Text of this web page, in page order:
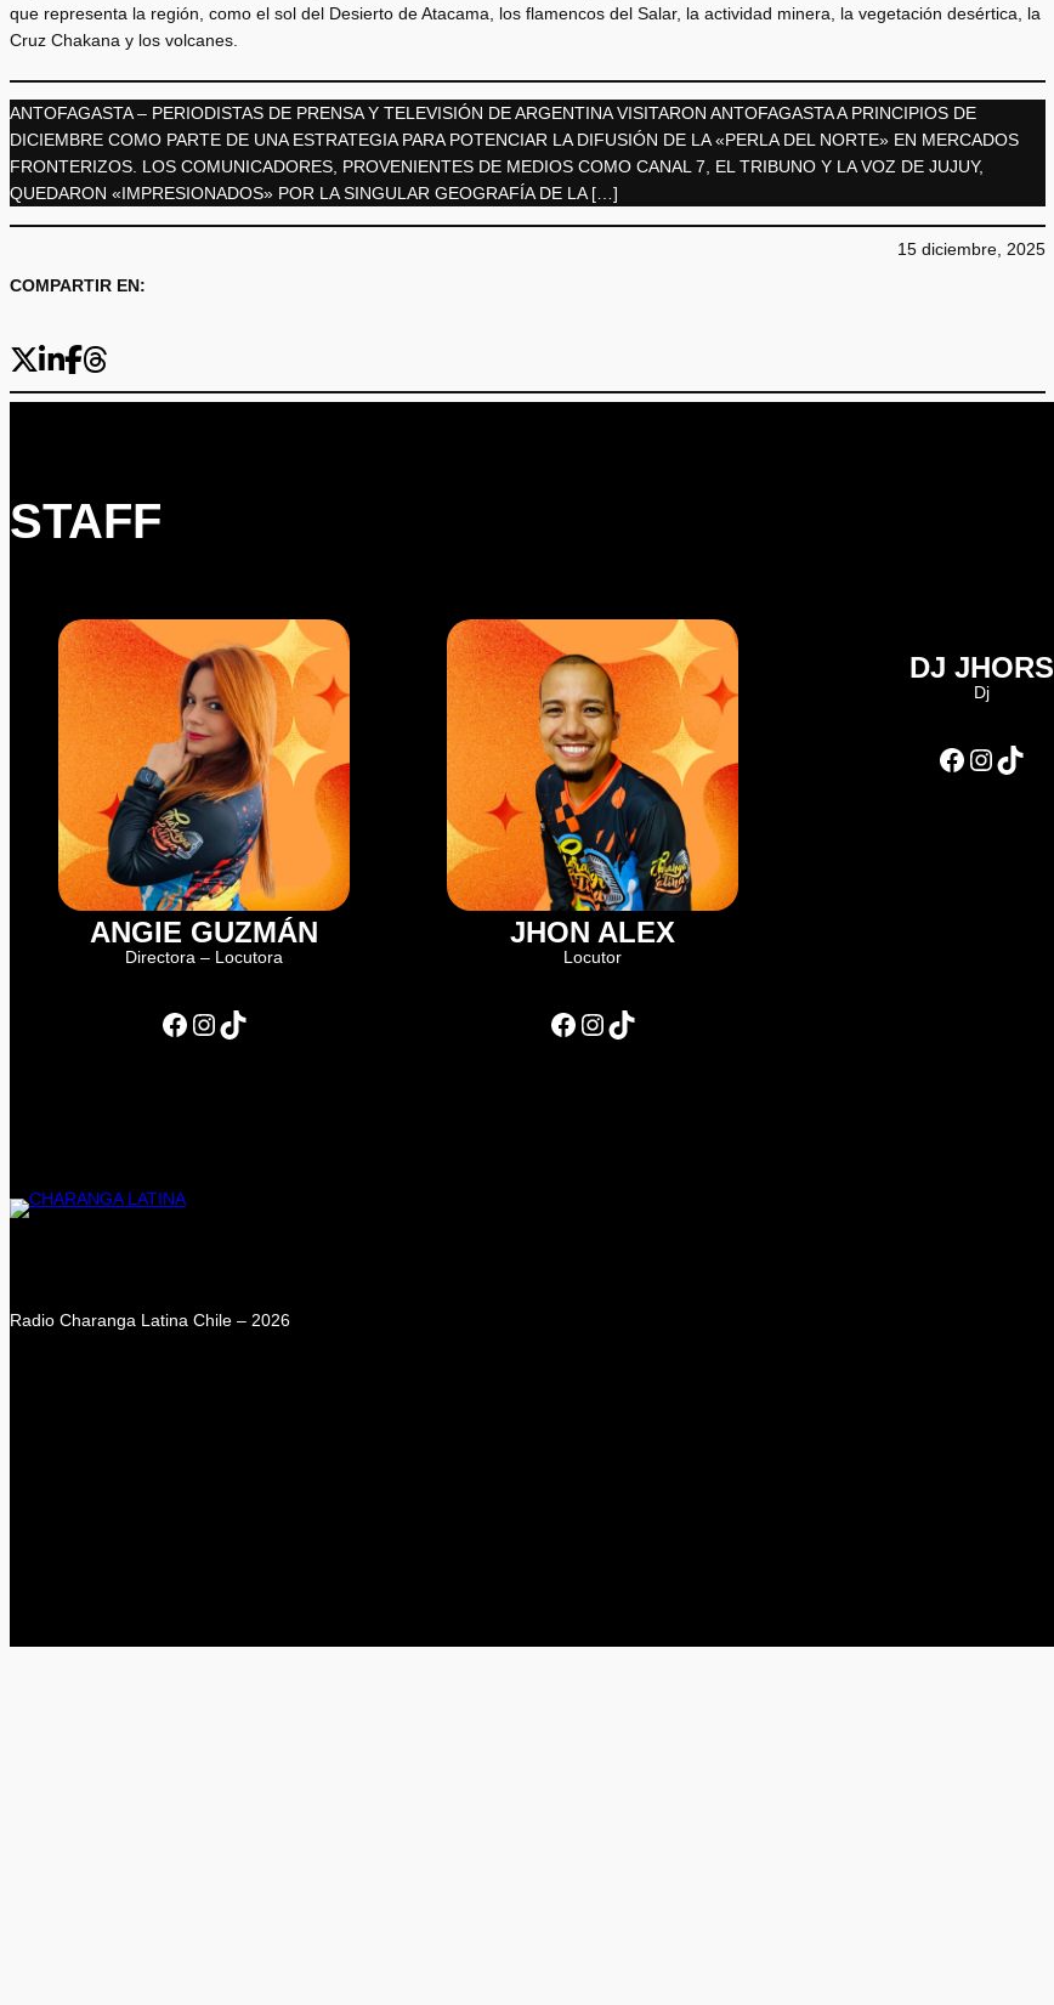
que representa la región, como el sol del Desierto de Atacama, los flamencos del Salar, la actividad minera, la vegetación desértica, la
Cruz Chakana y los volcanes.
ANTOFAGASTA – PERIODISTAS DE PRENSA Y TELEVISIÓN DE ARGENTINA VISITARON ANTOFAGASTA A PRINCIPIOS DE
DICIEMBRE COMO PARTE DE UNA ESTRATEGIA PARA POTENCIAR LA DIFUSIÓN DE LA «PERLA DEL NORTE» EN MERCADOS
FRONTERIZOS. LOS COMUNICADORES, PROVENIENTES DE MEDIOS COMO CANAL 7, EL TRIBUNO Y LA VOZ DE JUJUY,
QUEDARON «IMPRESIONADOS» POR LA SINGULAR GEOGRAFÍA DE LA […]
COMPARTIR EN:
15 diciembre, 2025
STAFF
ANGIE GUZMÁN
Directora – Locutora
Facebook Instagram TikTok
JHON ALEX
Locutor
Facebook Instagram TikTok
DJ JHORS
Dj
Facebook Instagram TikTok
Radio Charanga Latina Chile – 2026